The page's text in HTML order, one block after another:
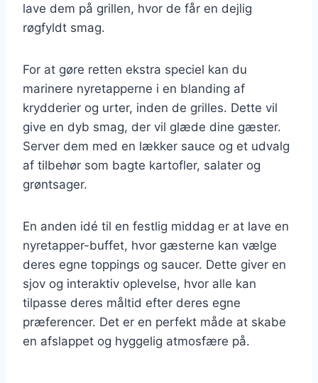
lave dem på grillen, hvor de får en dejlig
røgfyldt smag.
For at gøre retten ekstra speciel kan du
marinere nyretapperne i en blanding af
krydderier og urter, inden de grilles. Dette vil
give en dyb smag, der vil glæde dine gæster.
Server dem med en lækker sauce og et udvalg
af tilbehør som bagte kartofler, salater og
grøntsager.
En anden idé til en festlig middag er at lave en
nyretapper-buffet, hvor gæsterne kan vælge
deres egne toppings og saucer. Dette giver en
sjov og interaktiv oplevelse, hvor alle kan
tilpasse deres måltid efter deres egne
præferencer. Det er en perfekt måde at skabe
en afslappet og hyggelig atmosfære på.